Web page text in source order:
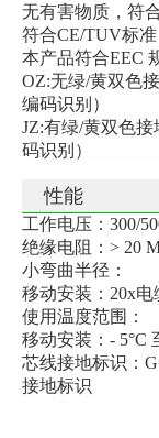
无有害物质，符
符合CE/TUV标准
本产品符合EEC
OZ:无绿/黄双色
编码识别）
JZ:有绿/黄双色
码识别）
性能
工作电压：300/
绝缘电阻：> 20
小弯曲半径：
移动安装：20x
使用温度范围：
移动安装：- 5°C
芯线接地标识：
接地标识